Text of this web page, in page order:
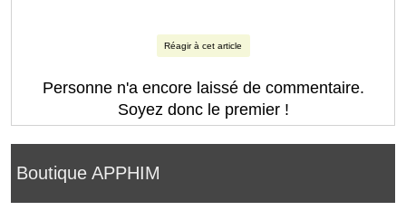
Boutique APPHIM
Réagir à cet article
Personne n'a encore laissé de commentaire.
Soyez donc le premier !